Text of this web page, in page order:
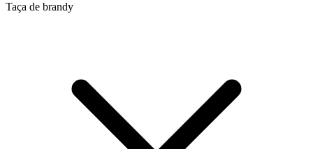
Taça de brandy